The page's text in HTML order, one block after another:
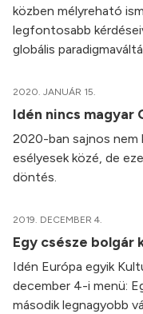
közben mélyreható
legfontosabb
globális
2020. JANUÁR 15.
Idén nincs magyar
2020-ban sajnos nem
esélyesek közé, de
döntés.
2019. DECEMBER 4.
Egy csésze bolgár
Idén Európa egyik
december 4-i menü:
második legnagyobb